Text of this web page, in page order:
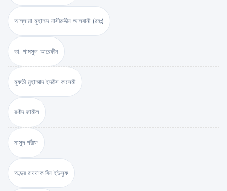
আল্লামা মুহাম্মদ নাসীরুদ্দীন আলবানী (রহঃ)
ডা. শামসুল আরেফীন
মুফতী মুহাম্মাদ ইদরীস কাসেমী
রশীদ জামীল
মাসুদ শরীফ
আব্দুর রাযযাক বিন ইউসুফ